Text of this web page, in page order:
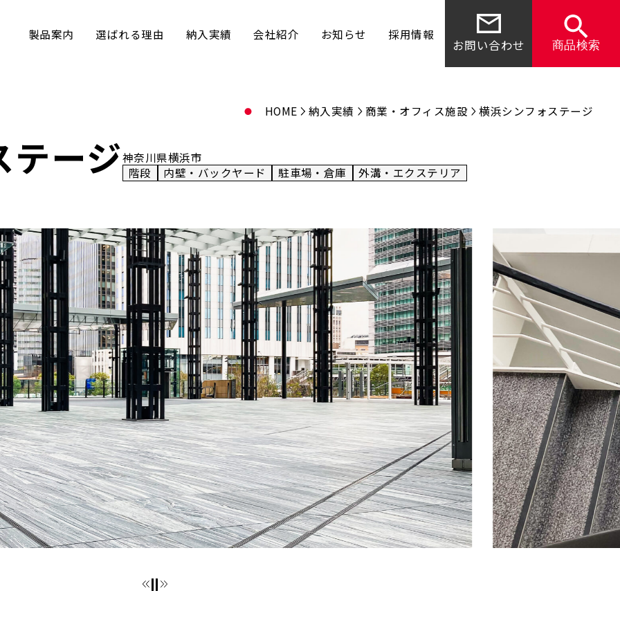
製品案内 選ばれる理由 納入実績 会社紹介 お知らせ 採用情報
お問い合わせ 商品検索
テージ神奈川県横浜市
階段
内壁・バックヤード 駐車場・倉庫 外溝・エクステリア
HOME 納入実績 商業・オフィス施設 横浜シンフォステージ